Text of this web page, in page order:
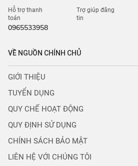
Hỗ trợ thanh
toán
0965533958
Trợ giúp đăng
tin
VỀ NGUỒN CHÍNH CHỦ
GIỚI THIỆU
TUYỂN DỤNG
QUY CHẾ HOẠT ĐỘNG
QUY ĐỊNH SỬ DỤNG
CHÍNH SÁCH BẢO MẬT
LIÊN HỆ VỚI CHÚNG TÔI